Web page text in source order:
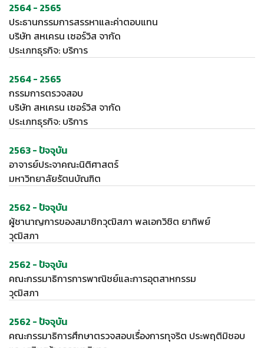
2564 - 2565
ประธานกรรมการสรรหาและค่าตอบแทน
บริษัท สหเครน เซอร์วิส จากัด
ประเภทธุรกิจ: บริการ
2564 - 2565
กรรมการตรวจสอบ
บริษัท สหเครน เซอร์วิส จากัด
ประเภทธุรกิจ: บริการ
2563 - ปัจจุบัน
อาจารย์ประจาคณะนิติศาสตร์
มหาวิทยาลัยรัตนบัณฑิต
2562 - ปัจจุบัน
ผู้ชานาญการของสมาชิกวุฒิสภา พลเอกวิชิต ยาทิพย์
วุฒิสภา
2562 - ปัจจุบัน
คณะกรรมาธิการการพาณิชย์และการอุตสาหกรรม
วุฒิสภา
2562 - ปัจจุบัน
คณะกรรมาธิการศึกษาตรวจสอบเรื่องการทุจริต ประพฤติมิชอบ